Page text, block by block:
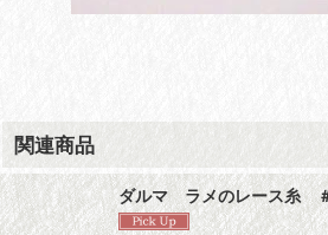
関連商品
ダルマ ラメのレース糸